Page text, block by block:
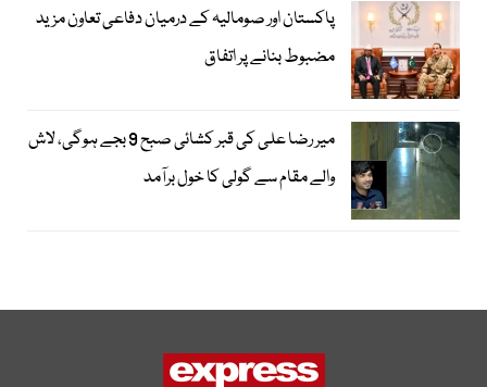
پاکستان اور صومالیہ کے درمیان دفاعی تعاون مزید
مضبوط بنانے پر اتفاق
میر رضا علی کی قبر کشائی صبح 9 بجے ہوگی، لاش
والے مقام سے گولی کا خول برآمد